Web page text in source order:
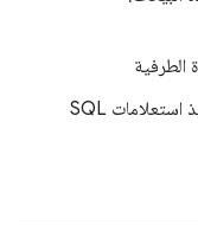
يشير ذلك المصطلح إلى القدرة على تنفيذ استعلامات SQL